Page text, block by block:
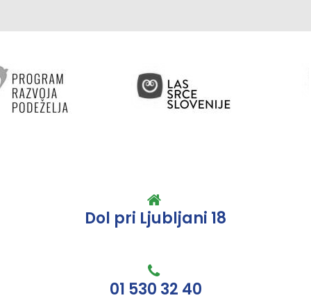
Dol pri Ljubljani 18
01 530 32 40